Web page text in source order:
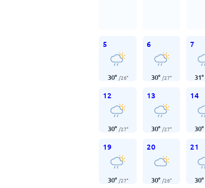
5
30° /26°
6
30° /27°
7
31°
12
30° /27°
13
30° /27°
14
30°
19
30° /27°
20
30° /26°
21
30°